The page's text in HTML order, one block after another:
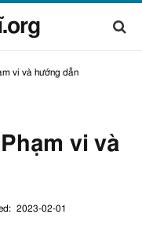
vi và hướng dẫn
vi và
2023-02-01